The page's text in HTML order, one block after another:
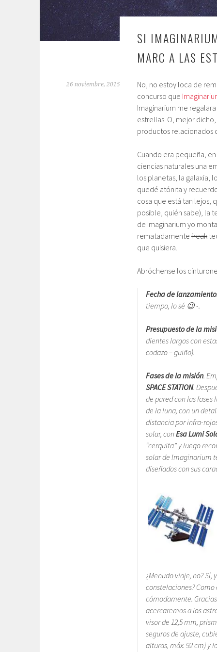
SI
MARC A LAS
26 noviembre, 2015
No, no estoy loca de
concurso que
Imaginarium me
estrellas. O, mejor
productos relacionados
Cuando era pequeña,
ciencias naturales una
los planetas, la galaxia,
quedé atónita y
cosa que está tan lejos,
posible, quién sabe), la
de Imaginarium yo
rematadamente freak
que quisiera.
Abróchense los
Fecha de lanzamiento
tiempo, lo sé 😉 -.
Presupuesto de la
dientes largos con
codazo – guiño).
Fases de la misión.
SPACE STATION.
de pared con las fases
de la luna, con un
distancia por infra-
solar, conEsa Lumi
“cerquita” y luego
solar de Imaginarium
diseñados con sus
¿Menudo viaje, no? Sí,
constelaciones?
cómodamente.
acercaremos a los
visor de 12,5 mm,
seguros de ajuste,
alturas, máx. 92 cm) y